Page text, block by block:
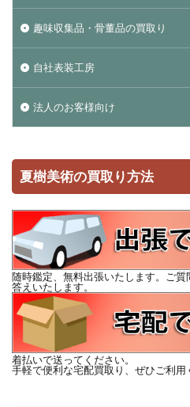
趣味収集品・骨董品の買取り
自社表装工房
法人のお客様向け
夏樹美術の買取り方法
随時鑑定、無料出張いたします。ご
答えいたします。
着払いで送ってください。
手軽で便利な宅配買取り、ぜひご利用